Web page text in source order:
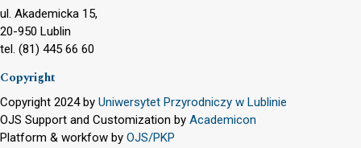
ul. Akademicka 15,
20-950 Lublin
tel. (81) 445 66 60
Copyright
Copyright 2024 by Uniwersytet Przyrodniczy w Lublinie
OJS Support and Customization by Academicon
Platform & workfow by OJS/PKP